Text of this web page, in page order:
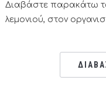
Διαβάστε παρακάτω
λεμονιού, στον